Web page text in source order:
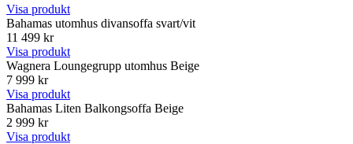
Visa produkt
Bahamas utomhus divansoffa svart/vit
11 499 kr
Visa produkt
Wagnera Loungegrupp utomhus Beige
7 999 kr
Visa produkt
Bahamas Liten Balkongsoffa Beige
2 999 kr
Visa produkt